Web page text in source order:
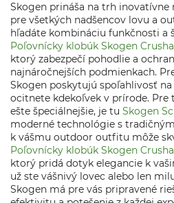
Skogen prináša na trh inovatívne
pre všetkých nadšencov lovu a
hľadáte kombináciu funkčnosti a
Poľovnícky klobúk Skogen
ktorý zabezpečí pohodlie a
najnáročnejších podmienkach.
Skogen poskytujú spoľahlivosť na
ocitnete kdekoľvek v prírode. Pre
ešte špeciálnejšie, je tu Skogen
moderné technológie s
k vášmu outdoor outfitu môže
Poľovnícky klobúk Skogen
ktorý pridá dotyk elegancie k
už ste vášnivý lovec alebo len
Skogen má pre vás pripravené